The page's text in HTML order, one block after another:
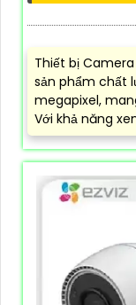
Thiết bị Camera
sản phẩm chất
megapixel,
Với khả năng